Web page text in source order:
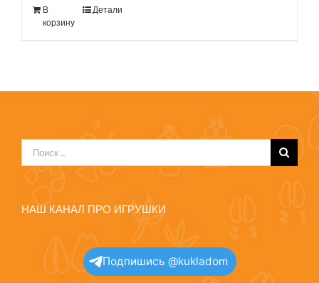
В
корзину
Детали
Результат
поиска:
НАШ КАНАЛ ПРО ИГРУШКИ
Подпишись @kukladom